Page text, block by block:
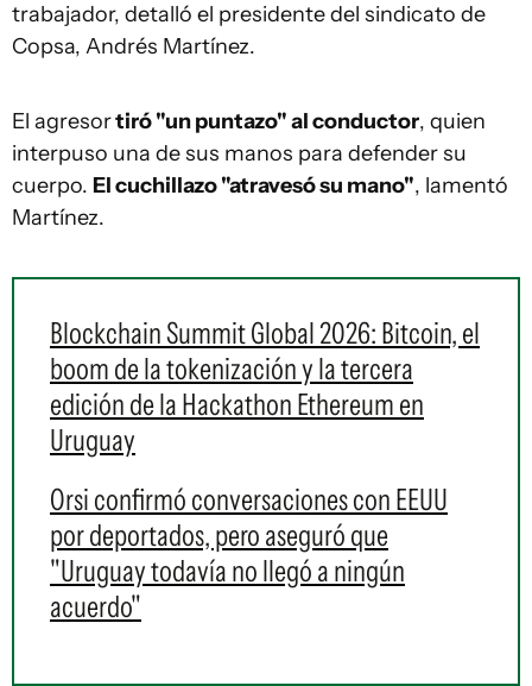
trabajador, detalló el presidente del sindicato de
Copsa, Andrés Martínez.
El agresortiró "un puntazo" al conductor, quien
interpuso una de sus manos para defender su
cuerpo. El cuchillazo "atravesó su mano", lamentó
Martínez.
Blockchain Summit Global 2026: Bitcoin, el
boom de la tokenización y la tercera
edición de la Hackathon Ethereum en
Uruguay
Orsi confirmó conversaciones con EEUU
por deportados, pero aseguró que
"Uruguay todavía no llegó a ningún
acuerdo"